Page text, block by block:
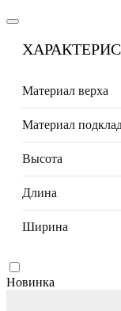
Материал верха
Материал
Высота
Длина
Ширина
Новинка